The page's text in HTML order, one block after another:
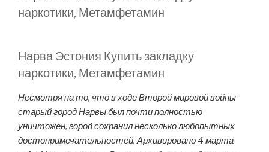
наркотики, Метамфетамин
Нарва Эстония Купить закладку
наркотики, Метамфетамин
Несмотря на то, что в ходе Второй мировой войны
старый город Нарвы был почти полностью
уничтожен, город сохранил несколько любопытных
достопримечательностей. Архивировано 4 марта